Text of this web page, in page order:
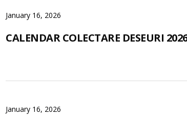
January 16, 2026
CALENDAR COLECTARE DESEURI
January 16, 2026